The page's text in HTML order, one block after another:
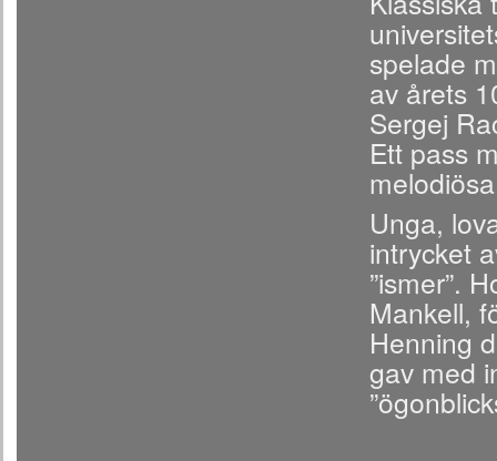
spelade
av årets
Sergej
Ett pass
Unga,
intrycket
”ismer”.
Mankell,
Henning
gav med